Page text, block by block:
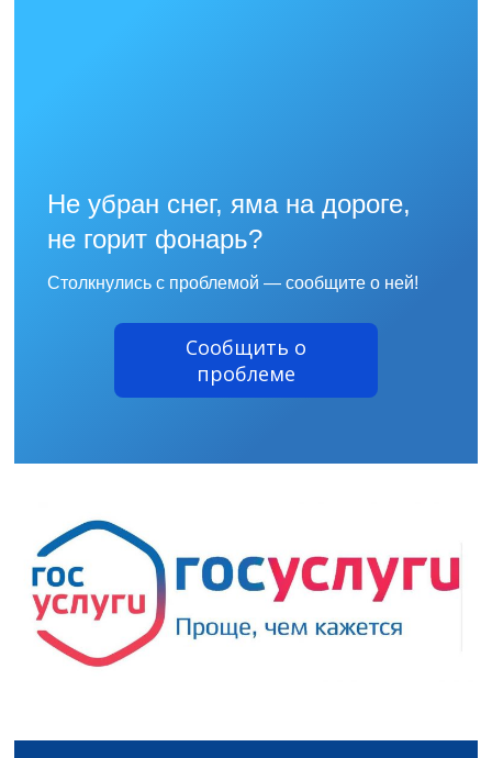
Не убран снег, яма на дороге,
не горит фонарь?
Столкнулись с проблемой — сообщите о ней!
Сообщить о
проблеме